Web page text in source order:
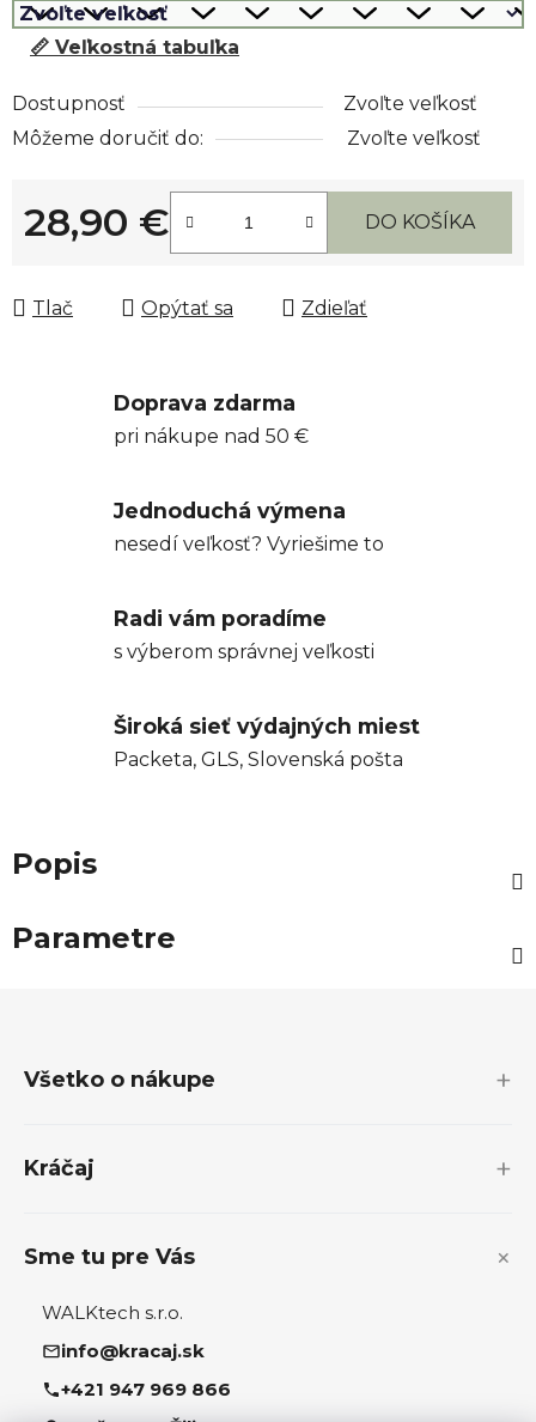
📏 Veľkostná tabuľka
Dostupnosť
Zvoľte veľkosť
Môžeme doručiť do:
Zvoľte veľkosť
28,90 €
Jednotková cena:
DO KOŠÍKA
Tlač Opýtať sa Zdieľať
Doprava zdarma
pri nákupe nad 50 €
Jednoduchá výmena
nesedí veľkosť? Vyriešime to
Radi vám poradíme
s výberom správnej veľkosti
Široká sieť výdajných miest
Packeta, GLS, Slovenská pošta
Popis
Parametre
Všetko o nákupe
Kráčaj
Sme tu pre Vás
WALKtech s.r.o.
info@kracaj.sk
+421 947 969 866